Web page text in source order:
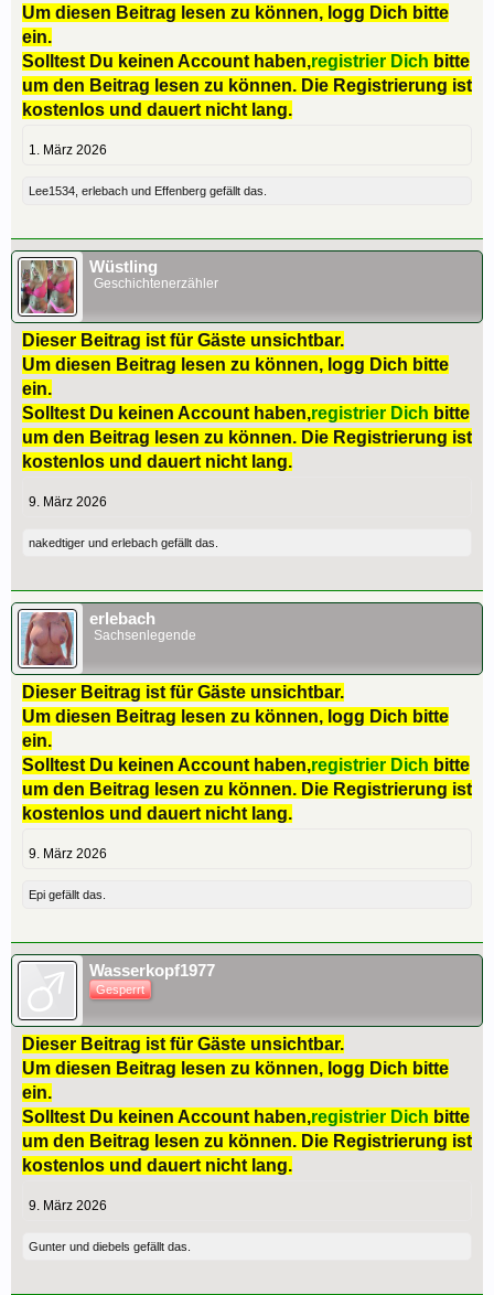
Um diesen Beitrag lesen zu können, logg Dich bitte
ein.
Solltest Du keinen Account haben,registrier Dich bitte
um den Beitrag lesen zu können. Die Registrierung ist
kostenlos und dauert nicht lang.
1. März 2026
Lee1534 erlebach und Effenberg gefällt das.
Wüstling
Geschichtenerzähler
Dieser Beitrag ist für Gäste unsichtbar.
Um diesen Beitrag lesen zu können, logg Dich bitte
ein.
Solltest Du keinen Account haben,registrier Dich bitte
um den Beitrag lesen zu können. Die Registrierung ist
kostenlos und dauert nicht lang.
9. März 2026
nakedtiger und erlebach gefällt das.
erlebach
Sachsenlegende
Dieser Beitrag ist für Gäste unsichtbar.
Um diesen Beitrag lesen zu können, logg Dich bitte
ein.
Solltest Du keinen Account haben,registrier Dich bitte
um den Beitrag lesen zu können. Die Registrierung ist
kostenlos und dauert nicht lang.
9. März 2026
Epi gefällt das.
Wasserkopf1977
Gesperrt
Dieser Beitrag ist für Gäste unsichtbar.
Um diesen Beitrag lesen zu können, logg Dich bitte
ein.
Solltest Du keinen Account haben,registrier Dich bitte
um den Beitrag lesen zu können. Die Registrierung ist
kostenlos und dauert nicht lang.
9. März 2026
Gunter und diebels gefällt das.